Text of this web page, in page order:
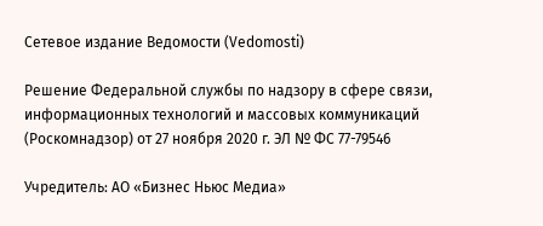
Сетевое издание Ведомости (Vedomosti)
Решение Федеральной службы по надзору в сфере связи,
информационных технологий и массовых коммуникаций
(Роскомнадзор) от 27 ноября 2020 г. ЭЛ № ФС 77-79546
Учредитель: АО «Бизнес Ньюс Медиа»